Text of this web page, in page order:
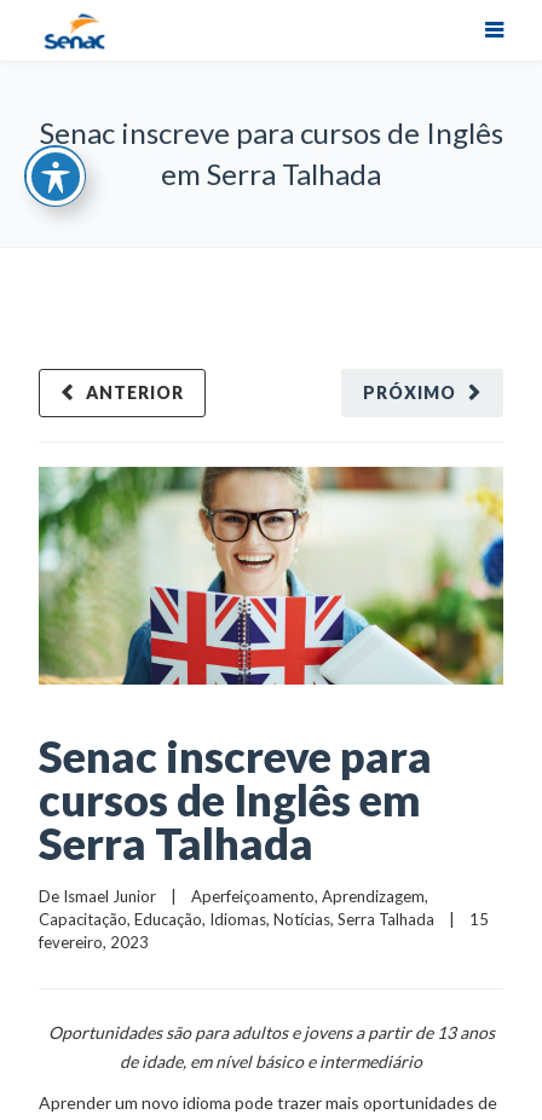
Senac inscreve para cursos de Inglês
em Serra Talhada
PRÓXIMO
ANTERIOR
Senac inscreve para
cursos de Inglês em
Serra Talhada
De Ismael Junior
    |
Aperfeiçoamento, Aprendizagem
Capacitação, Educação, Idiomas, Notícias, Serra Talhada
    |    15
fevereiro, 2023
Oportunidades são para adultos e jovens a partir de 13 anos
de idade, em nível básico e intermediário
Aprender um novo idioma pode trazer mais oportunidades de